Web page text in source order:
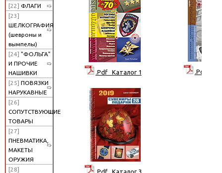
[22] ФЛАГИ
[23]
ШЕЛКОГРАФИЯ
(шевроны и
вымпелы)
[24] "ФОЛЬГА"
И ПРОЧИЕ
НАШИВКИ
[25] ПОВЯЗКИ
НАРУКАВНЫЕ
[26]
СОПУТСТВУЮЩИЕ
ТОВАРЫ
[27]
ПНЕВМАТИКА,
МАКЕТЫ
ОРУЖИЯ
[28]
.Pdf Каталог 1 .Pdf
.Pdf Каталог 3